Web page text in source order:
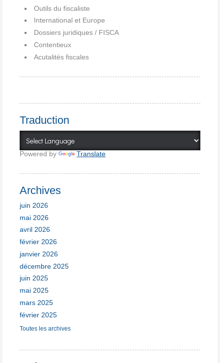
Outils du fiscaliste
International et Europe
Dossiers juridiques / FISCA
Contentieux
Acutalités fiscales
Traduction
Powered by Translate
Archives
juin 2026
mai 2026
avril 2026
février 2026
janvier 2026
décembre 2025
juin 2025
mai 2025
mars 2025
février 2025
Toutes les archives